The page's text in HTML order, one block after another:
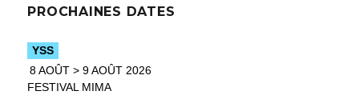
PROCHAINES DATES
YSS
8 AOÛT > 9 AOÛT 2026
FESTIVAL MIMA